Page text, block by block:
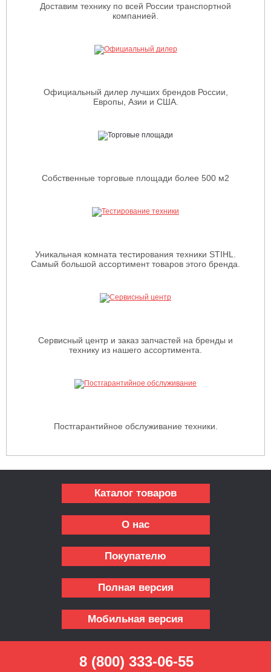
Доставим технику по всей России транспортной
компанией.
Официальный дилер лучших брендов России,
Европы, Азии и США.
Собственные торговые площади более 500 м2
Уникальная комната тестирования техники STIHL.
Самый большой ассортимент товаров этого бренда.
Сервисный центр и заказ запчастей на бренды и
технику из нашего ассортимента.
Постгарантийное обслуживание техники.
Каталог товаров
О нас
Покупателю
Полная версия
Мобильная версия
8 (800) 333-06-55